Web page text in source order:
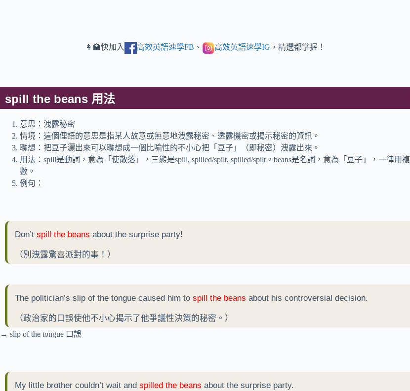
👩‍🏫快加入 高效英語速學FB 、 高效英語速學IG ，精選都掌握！
spill the beans 用法
意思：洩露秘密
情境：這個俚語的意思是指某人故意或無意地洩露秘密、透露機密或揭示秘密的資訊。
聯想：把豆子灑出來可以聯想成一個比喻性的不小心把「豆子」（即秘密）洩露出來。
用法：spill是動詞，意為「使散落」，三態是spill, spilled/spilt, spilled/spilt。beans是名詞，意為「豆子」，一律用複
數。
例句：
Don’t spill the beans about the surprise party!
（別洩露驚喜派對的事！）
The politician’s slip of the tongue caused him to spill the beans about his controversial decision.
（政治家的口誤使他不小心揭示了他爭議性決策的秘密。）
→ slip of the tongue 口誤
My little brother couldn’t wait and spilled the beans about the surprise party.